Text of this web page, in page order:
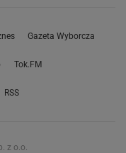
Gazeta Wyborcza
Tok.FM
RSS
z o.o.